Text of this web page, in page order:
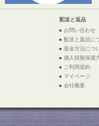
配送と返品
お問い合わせ
配送と返品に
返金方法につ
個人情報保護
ご利用規約
マイページ
会社概要